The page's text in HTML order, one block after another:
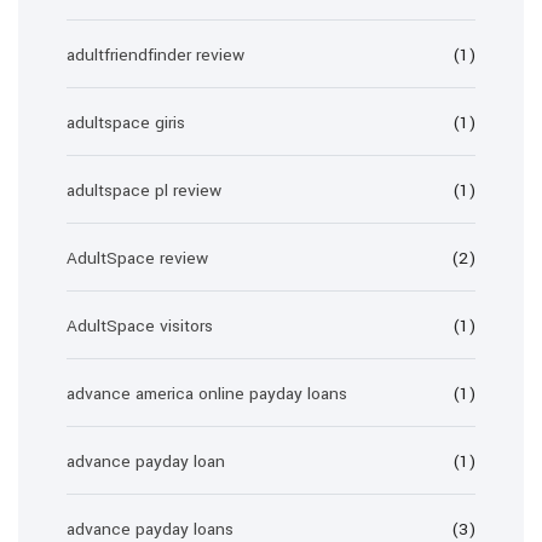
adultfriendfinder review (1)
adultspace giris (1)
adultspace pl review (1)
AdultSpace review (2)
AdultSpace visitors (1)
advance america online payday loans (1)
advance payday loan (1)
advance payday loans (3)